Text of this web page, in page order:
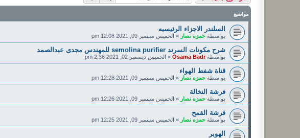
مواضيع
السلندر الاجزاء الرئيسيه
بواسطة حمزه نصار » الخميس سبتمبر 09, 2021 12:08 pm
شرح مكونات السرند semolina purifier للمهندس مجدى عبدالصمد
بواسطةOsama Badr
» الخميس ديسمبر 02, 2021 2:36 pm
قناة شفط الهواء
بواسطة حمزه نصار » الخميس سبتمبر 09, 2021 12:28 pm
فرشة النخالة
بواسطة حمزه نصار » الخميس سبتمبر 09, 2021 12:26 pm
فرشة القمح
بواسطة حمزه نصار » الخميس سبتمبر 09, 2021 12:25 pm
الهوبر